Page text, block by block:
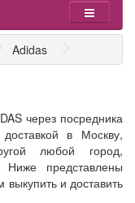
Adidas
через посредника
в Москву,
любой город,
Ниже представлены
и доставить